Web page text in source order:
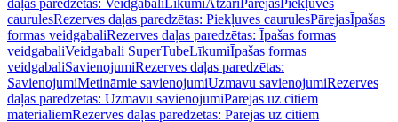
daļas paredzētas: Veidgabali LīkumiAtzari PārejasPiekļuves
caurulesRezerves daļas paredzētas: Piekļuves caurulesPārejasĪpašas
formas veidgabaliRezerves daļas paredzētas: Īpašas formas
veidgabaliVeidgabali SuperTubeLīkumiĪpašas formas
veidgabaliSavienojumiRezerves daļas paredzētas:
SavienojumiMetināmie savienojumiUzmavu savienojumiRezerves
daļas paredzētas: Uzmavu savienojumiPārejas uz citiem
materiāliemRezerves daļas paredzētas: Pārejas uz citiem